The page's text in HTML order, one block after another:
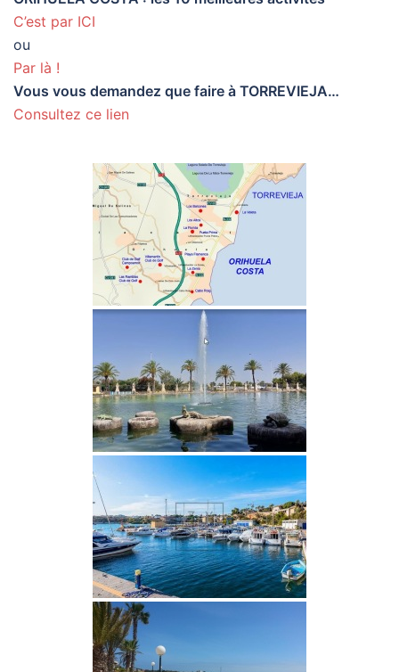
C’est par ICI
ou
Par là !
Vous vous demandez que faire à TORREVIEJA…
Consultez ce lien